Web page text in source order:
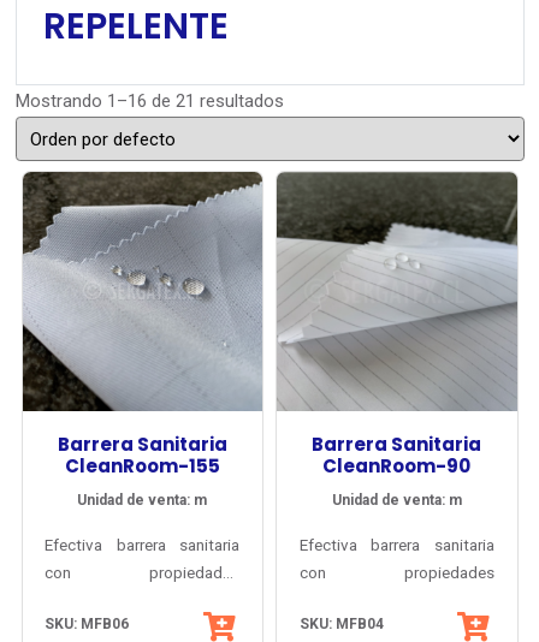
REPELENTE
Mostrando 1–16 de 21 resultados
Barrera Sanitaria
CleanRoom-155
Unidad de venta: m
Efectiva barrera sanitaria
con propiedades
Antibacteria AEGIS®
SKU: MFB06
Barrera Sanitaria
CleanRoom-90
Unidad de venta: m
Efectiva barrera sanitaria
con propiedades
Antibacteria AEGIS®
SKU: MFB04